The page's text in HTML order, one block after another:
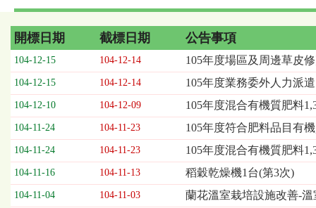
招
標
採
購
列
表，
欄
位
依
序
開標日期 截標日期 公告事項
104-12-15 104-12-14 105年度場區及周邊草皮
104-12-15 104-12-14 105年度業務委外人力派遣
104-12-10 104-12-09 105年度混合有機質肥料
104-11-24 104-11-23 105年度符合肥料品目有
104-11-24 104-11-23 105年度混合有機質肥料
104-11-16 104-11-13 稻穀乾燥機1台(第3次)
104-11-04 104-11-03 蘭花溫室栽培設施改善-